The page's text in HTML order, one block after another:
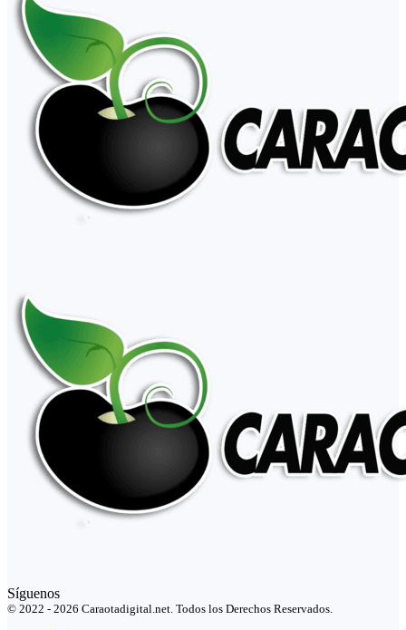
Síguenos
© 2022 - 2026 Caraotadigital.net. Todos los Derechos Reservados.